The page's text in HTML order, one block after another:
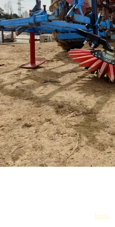
Inicio